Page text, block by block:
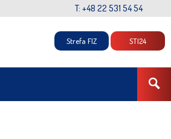
T: +48 22 531 54 54
Strefa FIZ STI24